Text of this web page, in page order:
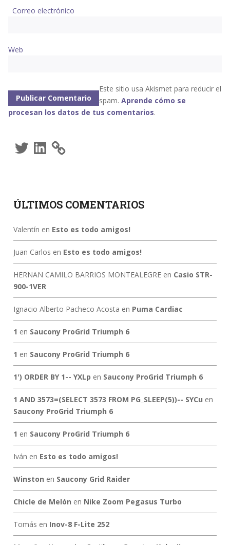
Correo electrónico
Web
Este sitio usa Akismet para reducir el
spam. Aprende cómo se
procesan los datos de tus comentarios.
TwitterLinkedIn
ÚLTIMOS COMENTARIOS
Valentín en Esto es todo amigos!
Juan Carlos en Esto es todo amigos!
HERNAN CAMILO BARRIOS MONTEALEGREen Casio STR-
900-1VER
Ignacio Alberto Pacheco Acosta en Puma Cardiac
1 en Saucony ProGrid Triumph 6
1 en Saucony ProGrid Triumph 6
1') ORDER BY 1-- YXLp en Saucony ProGrid Triumph 6
1 AND 3573=(SELECT 3573 FROM PG_SLEEP(5))-- SYCu en
Saucony ProGrid Triumph 6
1 en Saucony ProGrid Triumph 6
Iván en Esto es todo amigos!
Winston en Saucony Grid Raider
Chicle de Melón en Nike Zoom Pegasus Turbo
Tomás en Inov-8 F-Lite 252